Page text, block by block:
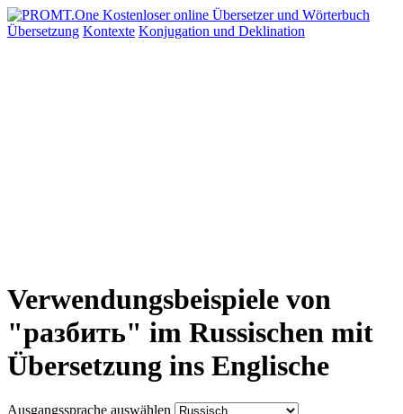
Übersetzung Kontexte Konjugation und Deklination
Verwendungsbeispiele von
"разбить" im Russischen mit
Übersetzung ins Englische
Ausgangssprache auswählen